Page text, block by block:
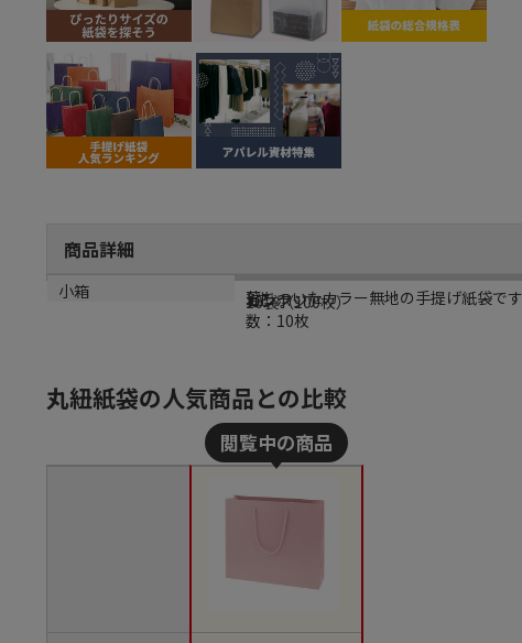
商品詳細
商品説明
落ちついたカラー無地の手提げ紙袋
数：10枚
規格
3才
カラー
ピンク
生産国
カンボジア
小箱
10袋（100枚）
丸紐紙袋の人気商品との比較